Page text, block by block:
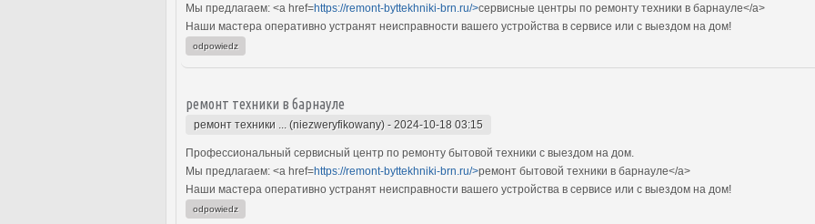
Мы предлагаем: <a href=https://remont-byttekhniki-brn.ru/>сервисные центры по ремонту техники в барнауле</a>
Наши мастера оперативно устранят неисправности вашего устройства в сервисе или с выездом на дом!
odpowiedz
ремонт техники в барнауле
ремонт техники ... (niezweryfikowany) - 2024-10-18 03:15
Профессиональный сервисный центр по ремонту бытовой техники с выездом на дом.
Мы предлагаем: <a href=https://remont-byttekhniki-brn.ru/>ремонт бытовой техники в барнауле</a>
Наши мастера оперативно устранят неисправности вашего устройства в сервисе или с выездом на дом!
odpowiedz